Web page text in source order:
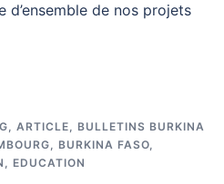
d’ensemble de nos projets
, ARTICLE, BULLETINS BURKINA
, BURKINA FASO,
, EDUCATION